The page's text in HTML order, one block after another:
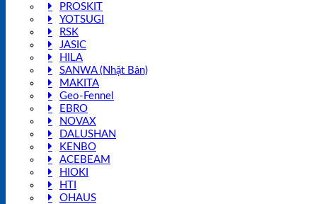
PROSKIT
YOTSUGI
RSK
JASIC
HILA
SANWA (Nhật Bản)
MAKITA
Geo-Fennel
EBRO
NOVAX
DALUSHAN
KENBO
ACEBEAM
HIOKI
HTI
OHAUS